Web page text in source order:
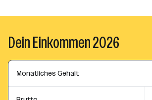
Dein Einkommen 2026
Monatliches Gehalt